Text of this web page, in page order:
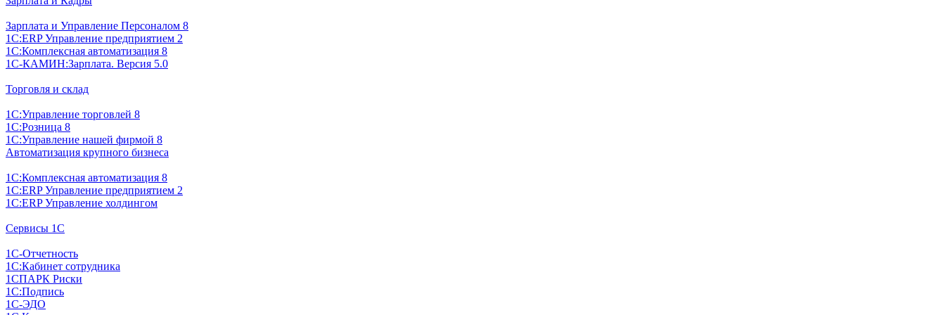
Зарплата и Управление Персоналом 8
1С:ERP Управление предприятием 2
1С:Комплексная автоматизация 8
1С-КАМИН:Зарплата. Версия 5.0
Торговля и склад
1С:Управление торговлей 8
1С:Розница 8
1С:Управление нашей фирмой 8
Автоматизация крупного бизнеса
1С:Комплексная автоматизация 8
1С:ERP Управление предприятием 2
1С:ERP Управление холдингом
Сервисы 1С
1С-Отчетность
1С:Кабинет сотрудника
1СПАРК Риски
1С:Подпись
1С-ЭДО